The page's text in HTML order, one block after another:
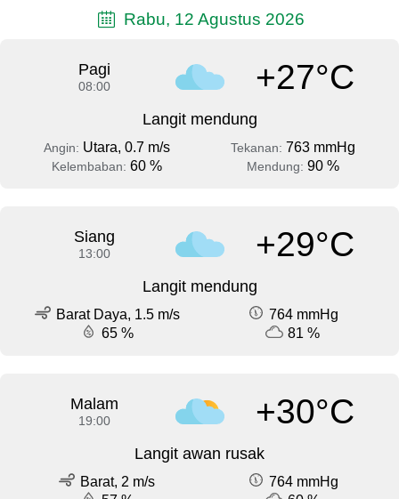
Rabu, 12 Agustus 2026
Pagi
08:00 +27°C
Langit mendung
Angin: Utara, 0.7 m/s Tekanan: 763 mmHg
Kelembaban: 60 % Mendung: 90 %
Siang
13:00 +29°C
Langit mendung
Barat Daya, 1.5 m/s
764 mmHg
65 %
81 %
Malam
19:00 +30°C
Langit awan rusak
Barat, 2 m/s
764 mmHg